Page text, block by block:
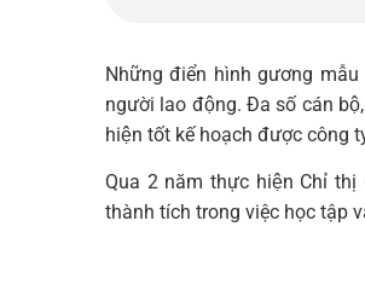
Những điển hình gương
người lao động. Đa số cán
hiện tốt kế hoạch được công
Qua 2 năm thực hiện Chỉ
thành tích trong việc học tập